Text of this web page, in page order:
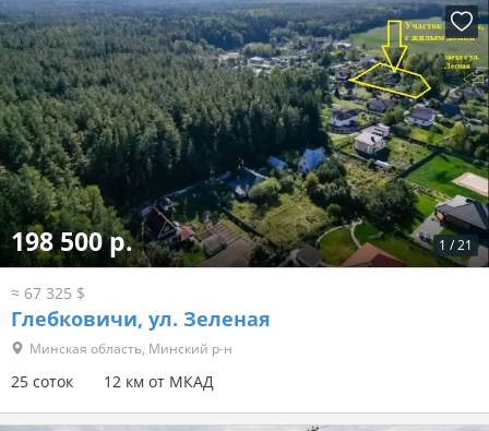
1 /21
198 500 р.
≈ 67 325 $
Глебковичи, ул. Зеленая
Минская область, Минский р-н
25 соток 12 км от МКАД